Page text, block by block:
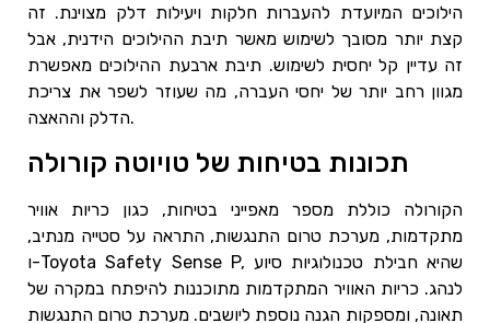
הילוכים המיועדת להעברות חלקות ויעילות דלק מצוינת. זה
קצת יותר מסובך לשימוש מאשר תיבת ההילוכים הידנית, אבל
זה עדיין קל יחסית לשימוש. תיבת ארבעת ההילוכים מאפשרת
מגוון רחב יותר של יחסי העברה, מה שעוזר לשפר את צריכת
הדלק וההאצה.
תכונות בטיחות של טויוטה קורולה
הקורולה כוללת מספר מאפייני בטיחות, כגון כריות אוויר
מתקדמות, מערכת טרום התנגשות, התראה על סטייה מנתיב,
ו-Toyota Safety Sense P, שהיא חבילת טכנולוגיות סיוע
לנהג. כריות האוויר המתקדמות מתוכננות להיפתח במקרה של
תאונה, ומספקות הגנה נוספת ליושבים. מערכת טרום התנגשות